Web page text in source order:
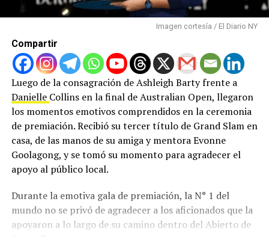
Imagen cortesía / El Diario NY
Compartir
Luego de la consagración de Ashleigh Barty frente a
Danielle Collins en la final de Australian Open, llegaron
los momentos emotivos comprendidos en la ceremonia
de premiación. Recibió su tercer título de Grand Slam en
casa, de las manos de su amiga y mentora Evonne
Goolagong, y se tomó su momento para agradecer el
apoyo al público local.
Durante la emotiva gala de premiación, la N° 1 del
mundo no se privó de agradecer a los aficionados que la
apoyaron a lo largo de su camino dentro del Abierto de